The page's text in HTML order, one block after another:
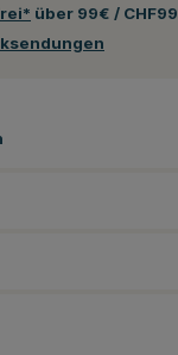
über 99€ / CHF99